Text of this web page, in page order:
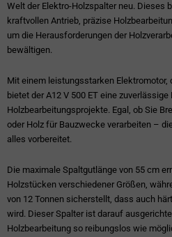
Welt der Elektro-Holzspalter neu. Dieses
kraftvollen Antrieb, präzise
um die Herausforderungen der
bewältigen.
Mit einem leistungsstarken Elektromotor,
bietet der A12 V 500 ET eine
Holzbearbeitungsprojekte. Egal, ob Sie
oder Holz für Bauzwecke verarbeiten –
alles vorbereitet.
Die maximale Spaltgutlänge von 55 cm
Holzstücken verschiedener Größen,
von 12 Tonnen sicherstellt, dass auch
wird. Dieser Spalter ist darauf
Holzbearbeitung so reibungslos wie